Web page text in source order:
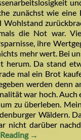
zunächst wie
die Not war.
ihre
mehr wert. Bei
herum. Da stand
mal ein Brot
werden denn
war hoch.
zu überleben.
Wäldern.
nicht darüber
→